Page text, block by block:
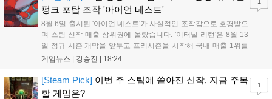
거리를 제공하며, 이후 현대백화점 판교점에서도 행사가 이어질 예정입
니다. 연말에는 라스베이거스 오픈이 개최됩니다....
펑크 포탑 조작 '아이언 네스트'
8월 6일 출시된 '아이언 네스트'가 사실적인 조작감으로 호평받으
며 스팀 신작 매출 상위권에 올랐습니다. '이터널 리턴'은 8월 13
일 정규 시즌 개막을 앞두고 프리시즌을 시작해 국내 매출 1위를
기록했습니다. 25주년을 맞은 '고스트 리콘' 시리즈는 8월 6일 쇼
'마블 투혼: 파이팅 소울즈'와 레트로 수리 시뮬레이션 '리스토
리'도 스팀에 정식 출시되었습니다....
게임뉴스 | 강승진 | 18:24
[Steam Pick] 이번 주 스팀에 쏟아진 신작, 지금 주목
할 게임은?
1